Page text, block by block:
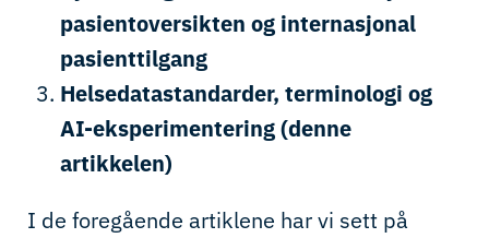
pasientoversikten og internasjonal
pasienttilgang
Helsedatastandarder, terminologi og
AI-eksperimentering (denne
artikkelen)
I de foregående artiklene har vi sett på